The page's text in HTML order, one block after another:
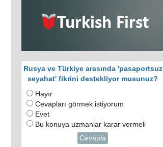
Rusya ve Türkiye arasında 'pasaportsuz
seyahat' fikrini destekliyor musunuz?
Hayır
Cevapları görmek istiyorum
Evet
Bu konuya uzmanlar karar vermeli
Cevapla